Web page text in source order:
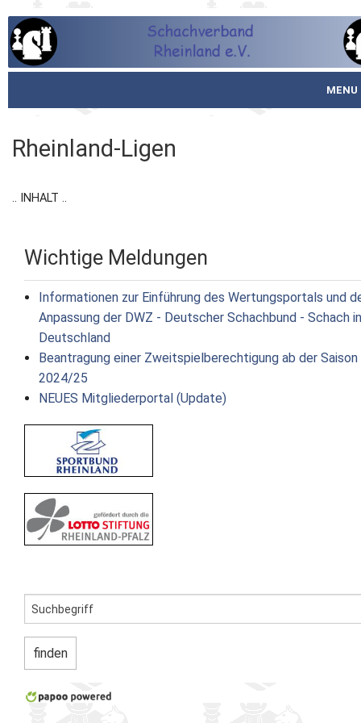
MENU
Spielbetrieb
Meistertafel
Fotos
Service
Newsletter
Kontakt
Impressum
Datenschutz
Rheinland-Ligen
.. INHALT ..
Wichtige Meldungen
Informationen zur Einführung des Wertungsportals und
Anpassung der DWZ - Deutscher Schachbund - Schach in
Deutschland
Beantragung einer Zweitspielberechtigung ab der Saison
2024/25
NEUES Mitgliederportal (Update)